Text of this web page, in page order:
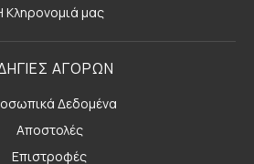
Κληρονομιά μας
ΑΓΟΡΩΝ
Δεδομένα
Αποστολές
Επιστροφές